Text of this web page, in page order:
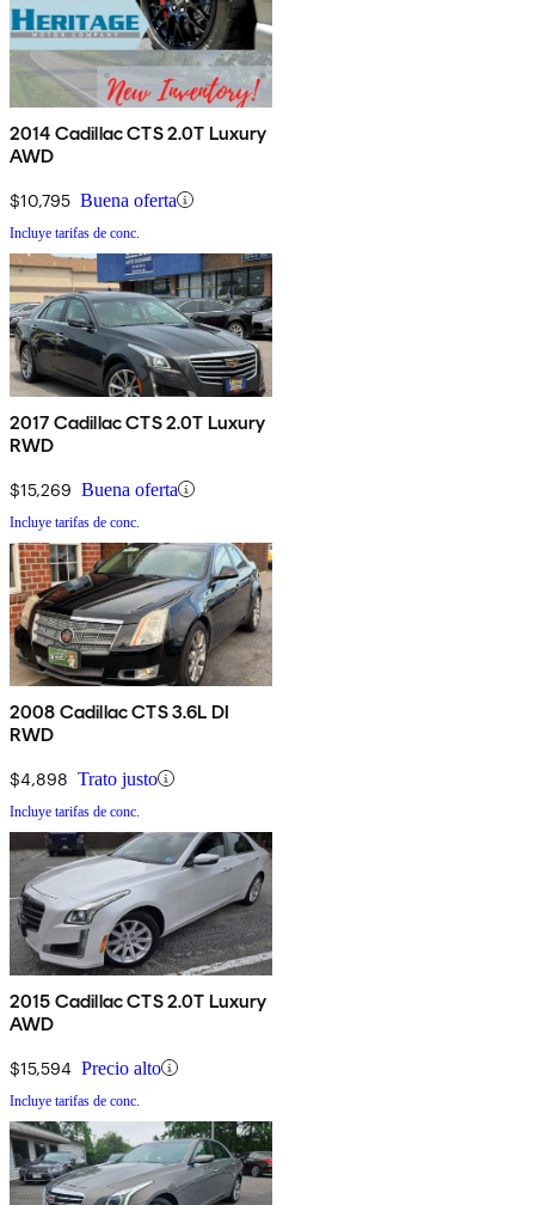
2014 Cadillac CTS 2.0T Luxury
AWD
$10,795 Buena oferta
Incluye tarifas de conc.
2017 Cadillac CTS 2.0T Luxury
RWD
$15,269 Buena oferta
Incluye tarifas de conc.
2008 Cadillac CTS 3.6L DI
RWD
$4,898 Trato justo
Incluye tarifas de conc.
2015 Cadillac CTS 2.0T Luxury
AWD
$15,594 Precio alto
Incluye tarifas de conc.